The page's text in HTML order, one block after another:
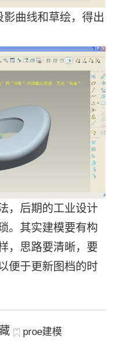
曲线和草绘，得出
，后期的工业设计
。其实建模要有构
，思路要清晰，要
便于更新图档的时
proe建模